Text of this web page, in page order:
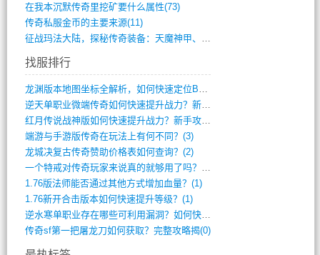
在我本沉默传奇里挖矿要什么属性(73)
传奇私服金币的主要来源(11)
征战玛法大陆，探秘传奇装备：天魔神甲、屠(870)
找服排行
龙渊版本地图坐标全解析，如何快速定位BO(4)
逆天单职业微端传奇如何快速提升战力？新手(4)
红月传说战神版如何快速提升战力？新手攻略(3)
端游与手游版传奇在玩法上有何不同？(3)
龙城决复古传奇赞助价格表如何查询？(2)
一个特戒对传奇玩家来说真的就够用了吗？(1)
1.76版法师能否通过其他方式增加血量？(1)
1.76新开合击版本如何快速提升等级？(1)
逆水寒单职业存在哪些可利用漏洞？如何快速(1)
传奇sf第一把屠龙刀如何获取？完整攻略揭(0)